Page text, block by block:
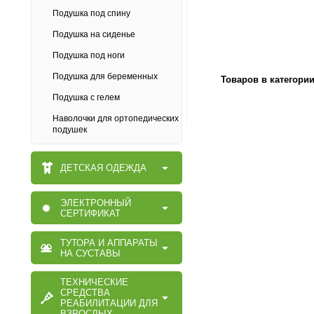
Подушка под спину
Подушка на сиденье
Подушка под ноги
Подушка для беременных
Подушка с гелем
Наволочки для ортопедических
подушек
ДЕТСКАЯ ОДЕЖДА
ЭЛЕКТРОННЫЙ
СЕРТИФИКАТ
ТУТОРА И АППАРАТЫ
НА СУСТАВЫ
ТЕХНИЧЕСКИЕ
СРЕДСТВА
РЕАБИЛИТАЦИИ ДЛЯ
Товаров в